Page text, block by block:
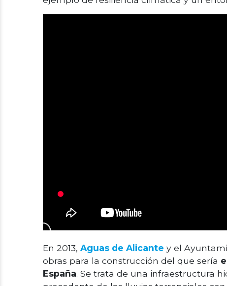
En 2013, Aguas de Alicante y el
obras para la construcción del que sería
España. Se trata de una infraestructura